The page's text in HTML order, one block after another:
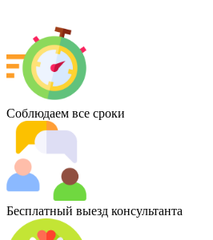
Соблюдаем все сроки
Бесплатный выезд консультанта